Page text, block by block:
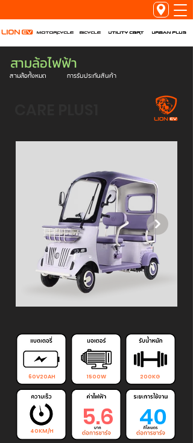
Motorcycle Bicycle Utility Cart URBAN PLUS
สามล้อไฟฟ้า
สามล้อทั้งหมด การรับประกันสินค้า
60V20AH 1500W 200KG
40KM/H 5.6 40